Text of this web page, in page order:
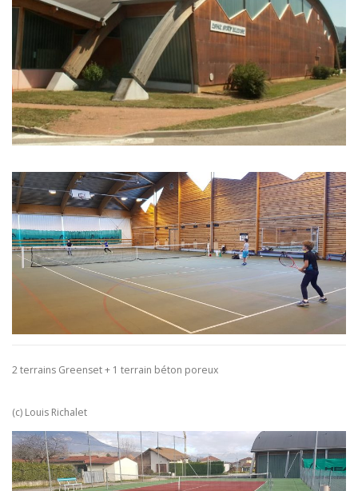
2 terrains Greenset + 1 terrain béton poreux
(c) Louis Richalet